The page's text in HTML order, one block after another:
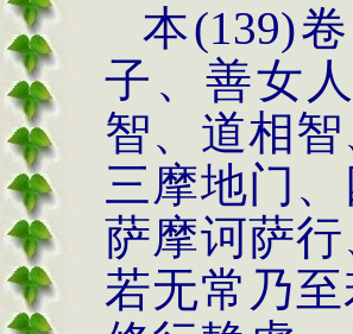
本(139)
子、善女
智、道相
三摩地门
萨摩诃萨
若无常乃